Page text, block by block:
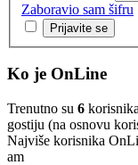
Zaboravio sam šifru
Ko je OnLine
Trenutno su 6
gostiju (na osnovu
Najviše korisnika
am